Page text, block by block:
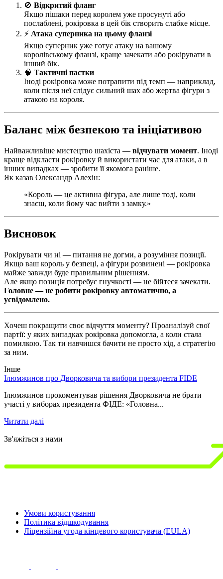
🚫 Відкритий фланг
Якщо пішаки перед королем уже просунуті або
послаблені, рокіровка в цей бік створить слабке місце.
⚡ Атака суперника на цьому фланзі
Якщо суперник уже готує атаку на вашому
королівському фланзі, краще зачекати або рокірувати в
інший бік.
🧠 Тактичні пастки
Іноді рокіровка може потрапити під темп — наприклад,
коли після неї слідує сильний шах або жертва фігури з
атакою на короля.
Баланс між безпекою та ініціативою
Найважливіше мистецтво шахіста — відчувати момент. Іноді
краще відкласти рокіровку й використати час для атаки, а в
інших випадках — зробити її якомога раніше.
Як казав Олександр Алехін:
«Король — це активна фігура, але лише тоді, коли
знаєш, коли йому час вийти з замку.»
Висновок
Рокірувати чи ні — питання не догми, а розуміння позиції.
Якщо ваш король у безпеці, а фігури розвинені — рокіровка
майже завжди буде правильним рішенням.
Але якщо позиція потребує гнучкості — не бійтеся зачекати.
Головне — не робити рокіровку автоматично, а
усвідомлено.
Хочеш покращити своє відчуття моменту? Проаналізуй свої
партії: у яких випадках рокіровка допомогла, а коли стала
помилкою. Так ти навчишся бачити не просто хід, а стратегію
за ним.
Інше
Ілюмжинов про Дворковича та вибори президента FIDE
Ілюмжинов прокоментував рішення Дворковича не брати
участі у виборах президента ФІДЕ: «Головна...
Читати далі
Зв'яжіться з нами
Умови користування
Політика відшкодування
Ліцензійна угода кінцевого користувача (EULA)